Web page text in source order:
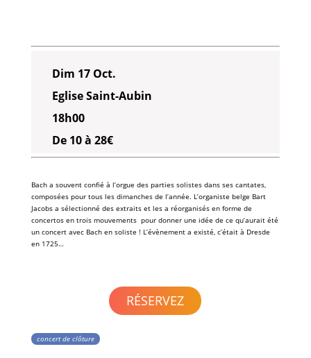
Dim 17 Oct.
Eglise Saint-Aubin
18h00
De 10 à 28€
Bacha souvent confié à l’orgue des parties solistes dans ses cantates,
composées pour tous les dimanches de l’année. L’organiste belge Bart
Jacobsa sélectionné des extraits et les a réorganisés en forme de
concertos en trois mouvements pour donner une idée de ce qu’aurait été
un concert avec Bachen soliste ! L’évènement a existé, c’était à Dresde
en 1725…
RÉSERVEZ
concert de clôture